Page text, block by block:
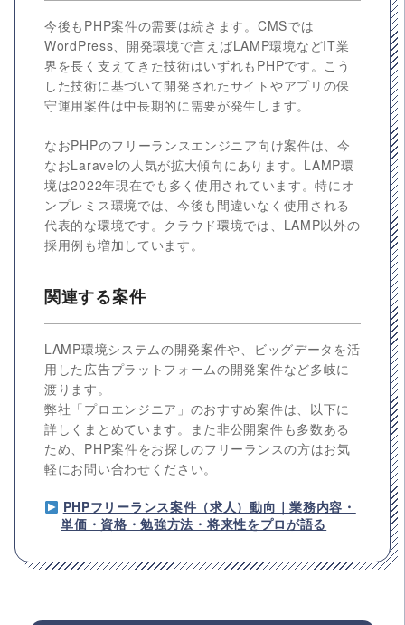
今後もPHP案件の需要は続きます。CMSでは
WordPress、開発環境で言えばLAMP環境などIT業
界を長く支えてきた技術はいずれもPHPです。こう
した技術に基づいて開発されたサイトやアプリの保
守運用案件は中長期的に需要が発生します。
なおPHPのフリーランスエンジニア向け案件は、今
なおLaravelの人気が拡大傾向にあります。LAMP環
境は2022年現在でも多く使用されています。特にオ
ンプレミス環境では、今後も間違いなく使用される
代表的な環境です。クラウド環境では、LAMP以外の
採用例も増加しています。
関連する案件
LAMP環境システムの開発案件や、ビッグデータを活
用した広告プラットフォームの開発案件など多岐に
渡ります。
弊社「プロエンジニア」のおすすめ案件は、以下に
詳しくまとめています。また非公開案件も多数ある
ため、PHP案件をお探しのフリーランスの方はお気
軽にお問い合わせください。
PHPフリーランス案件（求人）動向｜業務内容・
単価・資格・勉強方法・将来性をプロが語る